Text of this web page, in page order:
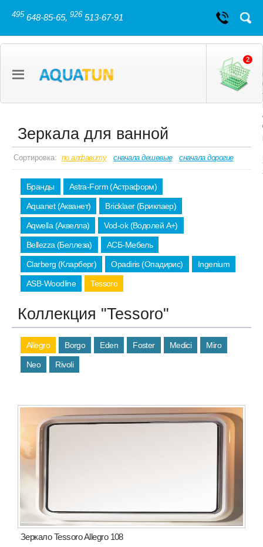
495 648-85-65, 926 513-67-91
2
Зеркала для ванной
Сортировка: по алфавиту сначала дешевые сначала дорогие
Бранды Astra-Form (Астраформ)
Aquanet (Акванет) Bricklaer (Бриклаер)
Aqwella (Аквелла) Vod-ok (Водолей А+)
Bellezza (Беллеза) АСБ-Мебель
Clarberg (Кларберг) Opadiris (Опадирис) Ingenium
ASB-Woodline Tessoro
Коллекция "Tessoro"
Allegro Borgo Eden Foster Medici Miro
Neo Rivoli
Зеркало Tessoro Allegro 108